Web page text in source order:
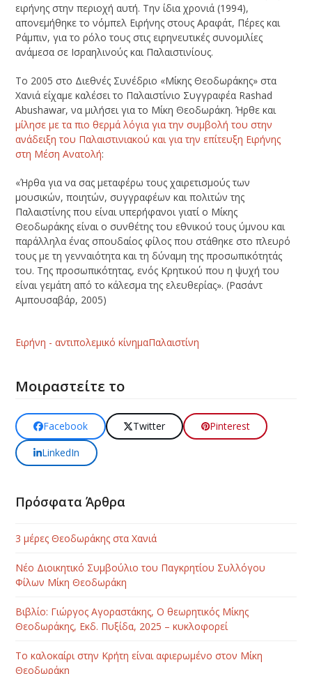
ειρήνης στην περιοχή αυτή. Την ίδια χρονιά (1994),
απονεμήθηκε το νόμπελ Ειρήνης στους Αραφάτ, Πέρες και
Ράμπιν, για το ρόλο τους στις ειρηνευτικές συνομιλίες
ανάμεσα σε Ισραηλινούς και Παλαιστινίους.
Το 2005 στο Διεθνές Συνέδριο «Μίκης Θεοδωράκης» στα
Χανιά είχαμε καλέσει το Παλαιστίνιο Συγγραφέα Rashad
Abushawar, να μιλήσει για το Μίκη Θεοδωράκη. Ήρθε και
μίλησε με τα πιο θερμά λόγια για την συμβολή του στην
ανάδειξη του Παλαιστινιακού και για την επίτευξη Ειρήνης
στη Μέση Ανατολή:
«Ήρθα για να σας μεταφέρω τους χαιρετισμούς των
μουσικών, ποιητών, συγγραφέων και πολιτών της
Παλαιστίνης που είναι υπερήφανοι γιατί ο Μίκης
Θεοδωράκης είναι ο συνθέτης του εθνικού τους ύμνου και
παράλληλα ένας σπουδαίος φίλος που στάθηκε στο πλευρό
τους με τη γενναιότητα και τη δύναμη της προσωπικότητάς
του. Της προσωπικότητας, ενός Κρητικού που η ψυχή του
είναι γεμάτη από το κάλεσμα της ελευθερίας». (Ρασάντ
Αμπουσαβάρ, 2005)
Ειρήνη - αντιπολεμικό κίνημαΠαλαιστίνη
Μοιραστείτε το
Facebook Twitter
Pinterest
LinkedIn
Πρόσφατα Άρθρα
3 μέρες Θεοδωράκης στα Χανιά
Νέο Διοικητικό Συμβούλιο του Παγκρητίου Συλλόγου
Φίλων Μίκη Θεοδωράκη
Βιβλίο: Γιώργος Αγοραστάκης, Ο θεωρητικός Μίκης
Θεοδωράκης, Εκδ. Πυξίδα, 2025 – κυκλοφορεί
Το καλοκαίρι στην Κρήτη είναι αφιερωμένο στον Μίκη
Θεοδωράκη